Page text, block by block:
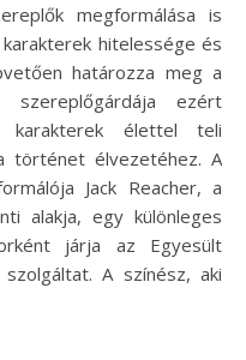
megformálása is
hitelessége és
határozza meg a
ezért
karakterek élettel teli
történet élvezetéhez. A
Jack Reacher, a
alakja, egy különleges
járja az Egyesült
A színész, aki